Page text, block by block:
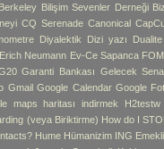
Berkeley Bilişim Sevenler Derneği
CQ Serenade Canonical
Diyalektik Dizi yazı Dualite
Erich Neumann Ev-Ce Sapanca
Garanti Bankası Gelecek
Gmail Google Calendar Google
maps haritası indirmek H2testw
(veya Biriktirme) How do I
Hume Hümanizim ING